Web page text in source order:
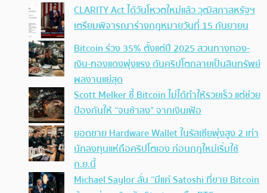
CLARITY Act ได้วันโหวตใหม่แล้ว วุฒิสภาสหรัฐฯ
เตรียมพิจารณาร่างกฎหมายวันที่ 15 กันยายน
Bitcoin ร่วง 35% ตั้งแต่ปี 2025 สวนทางทอง-
เงิน-ทองแดงพุ่งแรง ดันคริปโตกลายเป็นสินทรัพย์
ผลงานแย่สุด
Scott Melker ชี้ Bitcoin ไม่ได้ทำให้รวยเร็ว แต่ช่วย
ป้องกันให้ “จนช้าลง” จากเงินเฟ้อ
ยอดขาย Hardware Wallet ในรัสเซียพุ่งสูง 2 เท่า
นักลงทุนแห่ถือคริปโตเอง ก่อนกฎใหม่เริ่มใช้
ก.ย.นี้
Michael Saylor ลั่น “มีแค่ Satoshi ที่ขาย Bitcoin